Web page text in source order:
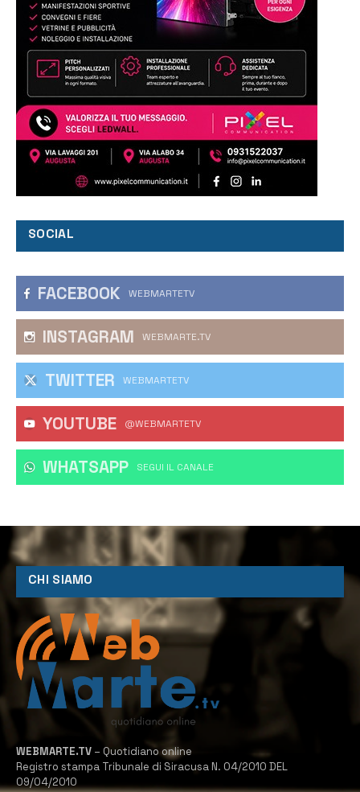
SOCIAL
FACEBOOK WEBMARTETV
INSTAGRAM WEBMARTE.TV
TWITTER WEBMARTETV
YOUTUBE @WEBMARTETV
WHATSAPP ‎SEGUI IL CANALE
CHI SIAMO
WEBMARTE.TV – Quotidiano online
Registro stampa Tribunale di Siracusa N. 04/2010 DEL
09/04/2010